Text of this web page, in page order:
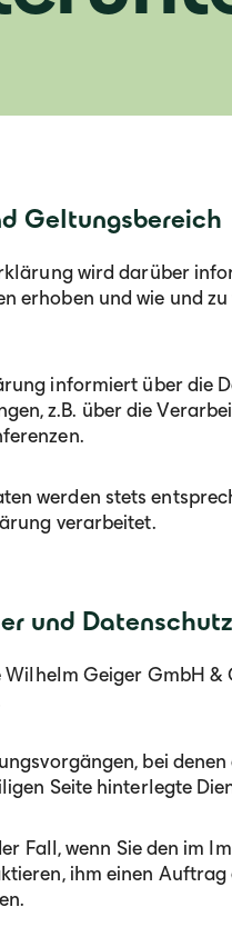
Geltungsbereich
wird darüber
erhoben und wie und
informiert über die
z.B. über die
werden stets
verarbeitet.
und
Geiger GmbH &
bei
Seite hinterlegte
Fall, wenn Sie den im
ihm einen